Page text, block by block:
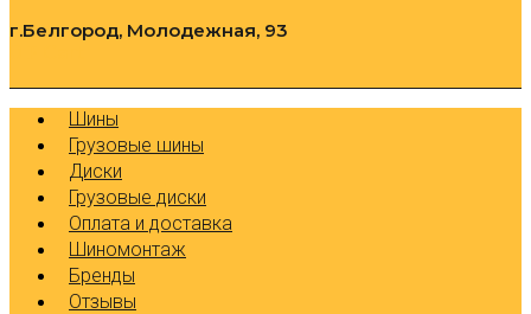
г.Белгород, Молодежная, 93
Шины
Грузовые шины
Диски
Грузовые диски
Оплата и доставка
Шиномонтаж
Бренды
Отзывы